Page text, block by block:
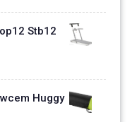
Stb12
Huggy